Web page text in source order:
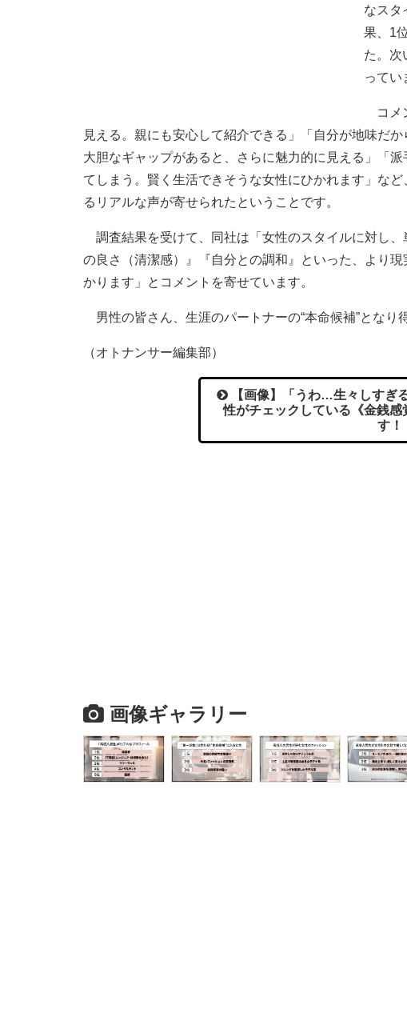
なスタ
果、1
た。次
ってい
コメ
見える。親にも安心して紹介できる」「自分が地味だ
大胆なギャップがあると、さらに魅力的に見える」「
てしまう。賢く生活できそうな女性にひかれます」な
るリアルな声が寄せられたということです。
調査結果を受けて、同社は「女性のスタイルに対し
の良さ（清潔感）』『自分との調和』といった、より
かります」とコメントを寄せています。
男性の皆さん、生涯のパートナーの“本命候補”となり
（オトナンサー編集部）
【画像】「うわ…生々しす
性がチェックしている《金銭
す！
画像ギャラリー